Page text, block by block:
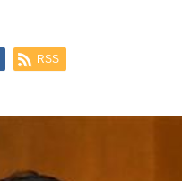
RSS